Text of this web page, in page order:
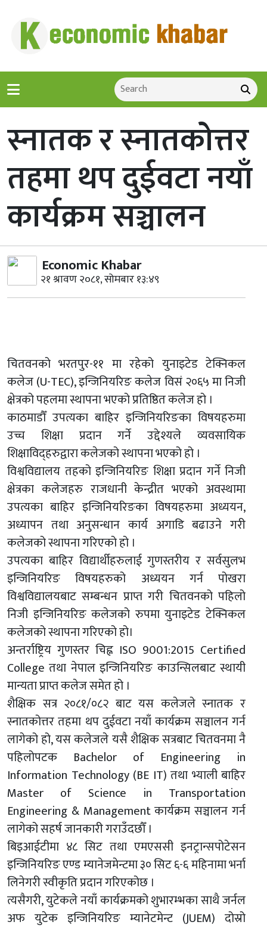
स्नातक र स्नातकोत्तर
तहमा थप दुईवटा नयाँ
कार्यक्रम सञ्चालन
Economic Khabar
२१ श्रावण २०८१, सोमबार १३:४९
चितवनको भरतपुर-११ मा रहेको युनाइटेड टेक्निकल
कलेज (U-TEC), इन्जिनियरिङ कलेज विसं २०६५ मा निजी
क्षेत्रको पहलमा स्थापना भएको प्रतिष्ठित कलेज हो ।
काठमाडौँ उपत्यका बाहिर इन्जिनियरिङका विषयहरुमा
उच्च शिक्षा प्रदान गर्ने उद्देश्यले व्यवसायिक
शिक्षाविद्हरुद्वारा कलेजको स्थापना भएको हो ।
विश्वविद्यालय तहको इन्जिनियरिङ शिक्षा प्रदान गर्ने निजी
क्षेत्रका कलेजहरु राजधानी केन्द्रीत भएको अवस्थामा
उपत्यका बाहिर इन्जिनियरिङका विषयहरुमा अध्ययन,
अध्यापन तथा अनुसन्धान कार्य अगाडि बढाउने गरी
कलेजको स्थापना गरिएको हो ।
उपत्यका बाहिर विद्यार्थीहरुलाई गुणस्तरीय र सर्वसुलभ
इन्जिनियरिङ विषयहरुको अध्ययन गर्न पोखरा
विश्वविद्यालयबाट सम्बन्धन प्राप्त गरी चितवनको पहिलो
निजी इन्जिनियरिङ कलेजको रुपमा युनाइटेड टेक्निकल
कलेजको स्थापना गरिएको हो।
अन्तर्राष्ट्रिय गुणस्तर चिह्न ISO 9001:2015 Certified
College तथा नेपाल इन्जिनियरिङ काउन्सिलबाट स्थायी
मान्यता प्राप्त कलेज समेत हो ।
शैक्षिक सत्र २०८१/०८२ बाट यस कलेजले स्नातक र
स्नातकोत्तर तहमा थप दुईवटा नयाँ कार्यक्रम सञ्चालन गर्न
लागेको हो, यस कलेजले यसै शैक्षिक सत्रबाट चितवनमा नै
पहिलोपटक Bachelor of Engineering in
Information Technology (BE IT) तथा भ्याली बाहिर
Master of Science in Transportation
Engineering & Management कार्यक्रम सञ्चालन गर्न
लागेको सहर्ष जानकारी गराउँदछौँ ।
बिइआईटीमा ४८ सिट तथा एमएससी इनट्रान्सपोटेसन
इन्जिनियरिङ एण्ड म्यानेजमेन्टमा ३० सिट ६-६ महिनामा भर्ना
लिनेगरी स्वीकृति प्रदान गरिएकोछ ।
त्यसैगरी, युटेकले नयाँ कार्यक्रमको शुभारम्भका साथै जर्नल
अफ युटेक इन्जिनियरिङ म्यानेटमेन्ट (JUEM) दोस्रो